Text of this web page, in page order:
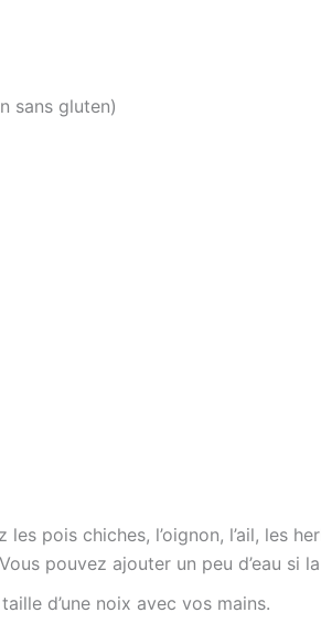
sans gluten)
pois chiches, l’oignon, l’ail, les
pouvez ajouter un peu d’eau si
d’une noix avec vos mains.